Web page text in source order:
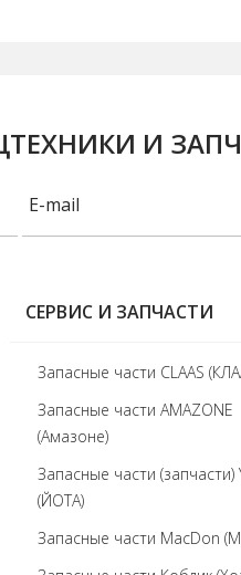
И
СЕРВИС И ЗАПЧАСТИ
Запасные части CLAAS
Запасные части AMAZONE
(Амазоне)
Запасные части (запчасти)
(ЙОТА)
Запасные части MacDon